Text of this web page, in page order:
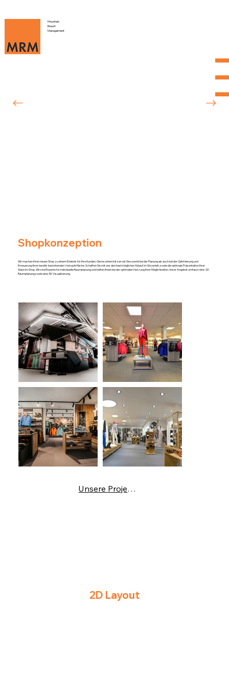
Mountain
Resort
Management
Shopkonzeption
Wir machen Ihren neuen Shop zu einem Erlebnis für Ihre Kunden. Gerne unterstützen wir Sie sowohl bei der Planung als auch bei der Optimierung und
Erneuerung Ihrer bereits bestehenden Verkaufsfläche. Schaffen Sie mit uns den bestmöglichen Ablauf im Skiverleih, sowie die optimale Präsentation Ihrer
Ware im Shop. Wir sind Experte für individuelle Raumplanung und helfen Ihnen bei der optimalen Nutzung Ihrer Möglichkeiten. Unser Angebot umfasst eine 2D
Raumplanung sowie eine 3D Visualisierung.
Unsere Projekte
2D Layout